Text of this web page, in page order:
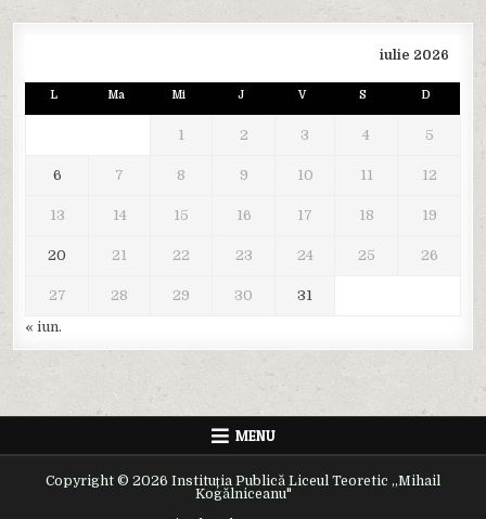
iulie 2026
L Ma Mi J V S D
1 2 3 4 5
6 7 8 9 10 11 12
13 14 15 16 17 18 19
20 21 22 23 24 25 26
27 28 29 30
31
« iun.
MENU
Copyright © 2026 Instituția Publică Liceul Teoretic ,,Mihail
Kogălniceanu"